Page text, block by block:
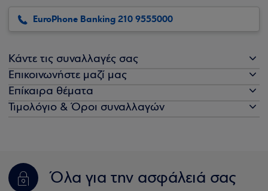
EuroPhone Banking 210 9555000
Κάντε τις συναλλαγές σας
Επικοινωνήστε μαζί μας
Επίκαιρα θέματα
Τιμολόγιο & Όροι συναλλαγών
Όλα για την ασφάλειά σας